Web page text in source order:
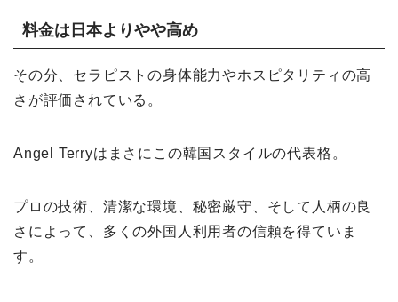
料金は日本よりやや高め
その分、セラピストの身体能力やホスピタリティの高
さが評価されている。
Angel Terryはまさにこの韓国スタイルの代表格。
プロの技術、清潔な環境、秘密厳守、そして人柄の良
さによって、多くの外国人利用者の信頼を得ていま
す。